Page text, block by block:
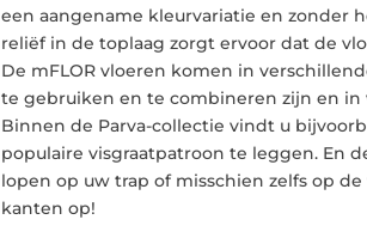
een aangename kleurvariatie en zonder
reliëf in de toplaag zorgt ervoor dat de
De mFLOR vloeren komen in
te gebruiken en te combineren zijn en
Binnen de Parva-collectie vindt u
populaire visgraatpatroon te leggen. En
lopen op uw trap of misschien zelfs op
kanten op!